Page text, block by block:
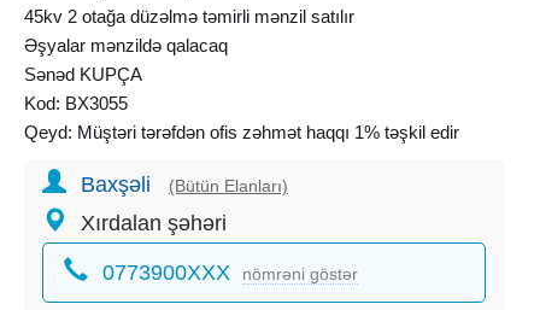
45kv 2 otağa düzəlmə təmirli mənzil satılır
Əşyalar mənzildə qalacaq
Sənəd KUPÇA
Kod: BX3055
Qeyd: Müştəri tərəfdən ofis zəhmət haqqı 1% təşkil edir
Baxşəli (Bütün Elanları)
Xırdalan şəhəri
0773900XXX nömrəni göstər